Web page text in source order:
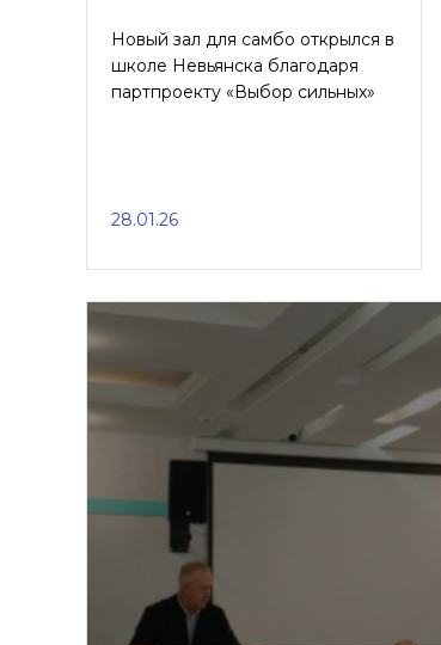
Новый зал для самбо открылся в
школе Невьянска благодаря
партпроекту «Выбор сильных»
28.01.26